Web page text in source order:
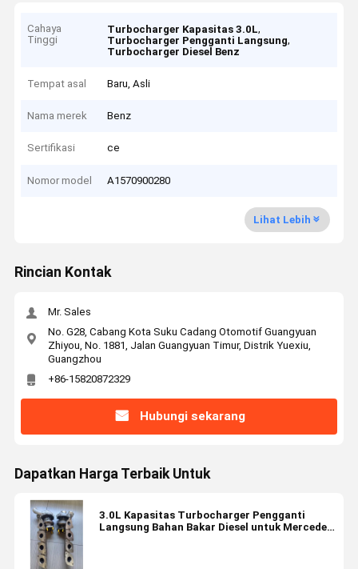
Cahaya
Tinggi
Turbocharger Kapasitas 3.0L,
Turbocharger Pengganti Langsung,
Turbocharger Diesel Benz
Tempat asal Baru, Asli
Nama merek Benz
Sertifikasi ce
Nomor model A1570900280
Lihat Lebih
Rincian Kontak
Mr. Sales
No. G28, Cabang Kota Suku Cadang Otomotif Guangyuan
Zhiyou, No. 1881, Jalan Guangyuan Timur, Distrik Yuexiu,
Guangzhou
+86-15820872329
Hubungi sekarang
Dapatkan Harga Terbaik Untuk
3.0L Kapasitas Turbocharger Pengganti
Langsung Bahan Bakar Diesel untuk Mercedes